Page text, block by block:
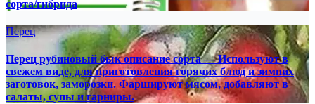
сорта/гибрида
Перец
Перец рубиновый бык описание сорта — Используют в
свежем виде, для приготовления горячих блюд и зимних
заготовок, заморозки. Фаршируют мясом, добавляют в
салаты, супы и гарниры.